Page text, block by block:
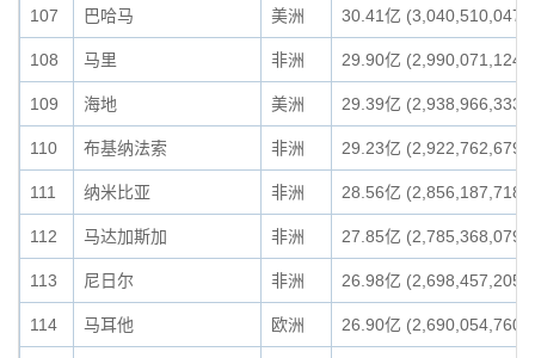
107 巴哈马 美洲 30.41亿 (3,040,510,047)
108 马里 非洲 29.90亿 (2,990,071,124)
109 海地 美洲 29.39亿 (2,938,966,333)
110 布基纳法索 非洲 29.23亿 (2,922,762,679)
111 纳米比亚 非洲 28.56亿 (2,856,187,718)
112 马达加斯加 非洲 27.85亿 (2,785,368,079)
113 尼日尔 非洲 26.98亿 (2,698,457,205)
114 马耳他 欧洲 26.90亿 (2,690,054,760)